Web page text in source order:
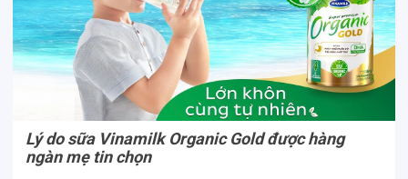
Lý do sữa Vinamilk Organic Gold được hàng
ngàn mẹ tin chọn